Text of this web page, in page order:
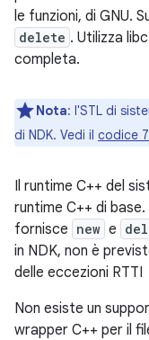
le funzioni, di GNU.
delete . Utilizza
completa.
Nota: l'STL di
di NDK. Vedi il codice
Il runtime C++ del
runtime C++ di
fornisce new e
in NDK, non è
delle eccezioni RTTI
Non esiste un
wrapper C++ per il